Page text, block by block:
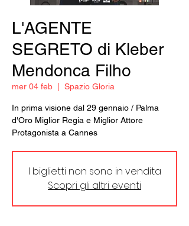
L'AGENTE
SEGRETO di Kleber
Mendonca Filho
mer 04 feb Spazio Gloria
In prima visione dal 29 gennaio / Palma
d'Oro Miglior Regia e Miglior Attore
Protagonista a Cannes
I biglietti non sono in vendita
Scopri gli altri eventi